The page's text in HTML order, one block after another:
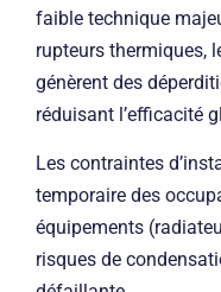
faible technique
rupteurs thermiques,
génèrent des
réduisant l’efficacité
Les contraintes
temporaire des
équipements
risques de